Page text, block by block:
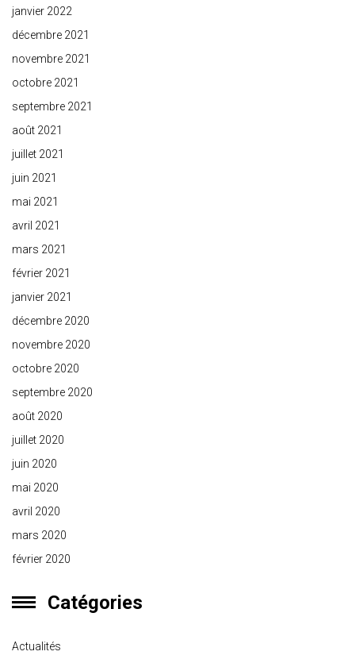
janvier 2022
décembre 2021
novembre 2021
octobre 2021
septembre 2021
août 2021
juillet 2021
juin 2021
mai 2021
avril 2021
mars 2021
février 2021
janvier 2021
décembre 2020
novembre 2020
octobre 2020
septembre 2020
août 2020
juillet 2020
juin 2020
mai 2020
avril 2020
mars 2020
février 2020
Catégories
Actualités